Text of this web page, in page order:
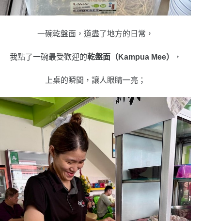
一碗乾盤面，道盡了地方的日常，
我點了一碗最受歡迎的乾盤面（Kampua Mee） ，
上桌的瞬間，讓人眼睛一亮；